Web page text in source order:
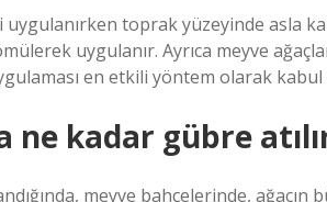
uygulanırken toprak yüzeyinde asla
uygulanır. Ayrıca meyve
en etkili yöntem olarak kabul
ne kadar gübre
meyve bahçelerinde,